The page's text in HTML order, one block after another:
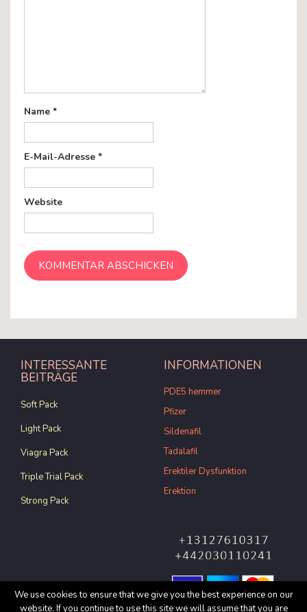
Name *
E-Mail-Adresse *
Website
INTERESSANTE
BEITRÄGE
Soft Pack
Light Pack
Viagra Pack
Triple Trial Pack
Strong Pack
INFORMATIONEN
PDE5 hemmer
Pfizer
Sildenafil
Tadalafil
Erektiler Dysfunktion
Erektion
We use cookies to ensure that we give you the best experience on our
website. If you continue to use this site we will assume that you are